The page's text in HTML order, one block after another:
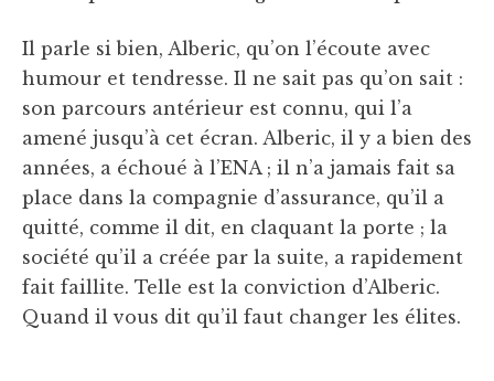
Il parle si bien, Alberic, qu’on l’écoute avec
humour et tendresse. Il ne sait pas qu’on sait :
son parcours antérieur est connu, qui l’a
amené jusqu’à cet écran. Alberic, il y a bien des
années, a échoué à l’ENA ; il n’a jamais fait sa
place dans la compagnie d’assurance, qu’il a
quitté, comme il dit, en claquant la porte ; la
société qu’il a créée par la suite, a rapidement
fait faillite. Telle est la conviction d’Alberic.
Quand il vous dit qu’il faut changer les élites.